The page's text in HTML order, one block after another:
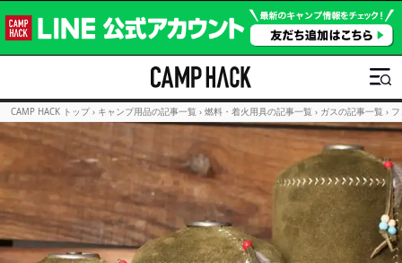
CAMP HACK トップ › キャンプ用品の記事一覧 › 燃料・着火用具の記事一覧 › ガスの記事一覧 ›